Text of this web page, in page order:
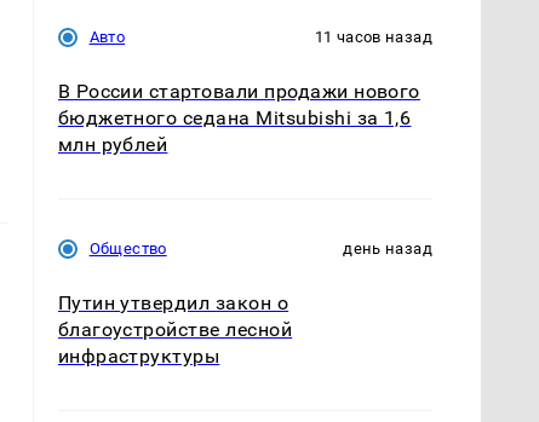
Авто 11 часов назад
В России стартовали продажи нового
бюджетного седана Mitsubishi за 1,6
млн рублей
Общество день назад
Путин утвердил закон о
благоустройстве лесной
инфраструктуры